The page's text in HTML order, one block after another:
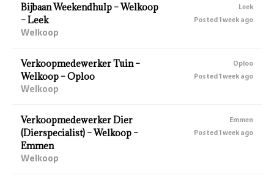
Bijbaan Weekendhulp – Welkoop
– Leek
Welkoop
Leek
Posted 1 week ago
Verkoopmedewerker Tuin –
Welkoop – Oploo
Welkoop
Oploo
Posted 1 week ago
Verkoopmedewerker Dier
(Dierspecialist) – Welkoop –
Emmen
Welkoop
Emmen
Posted 1 week ago